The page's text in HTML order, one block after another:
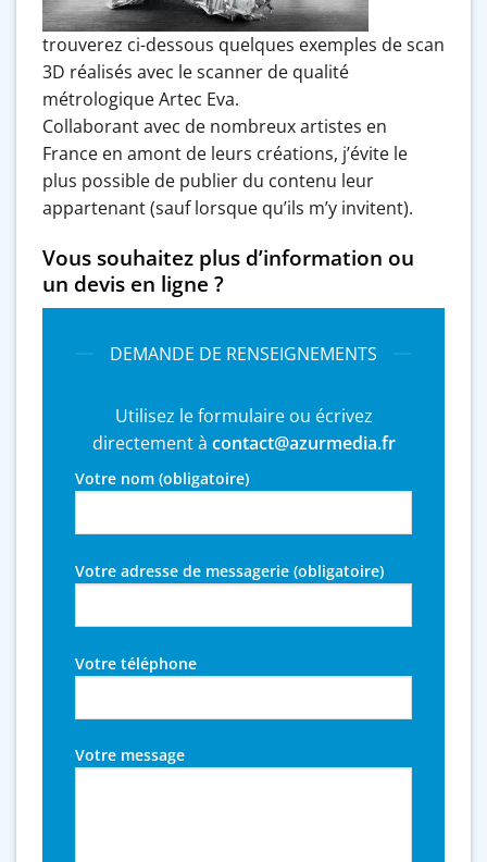
trouverez ci-dessous quelques exemples de scan
3D réalisés avec le scanner de qualité
métrologique Artec Eva.
Collaborant avec de nombreux artistes en
France en amont de leurs créations, j’évite le
plus possible de publier du contenu leur
appartenant (sauf lorsque qu’ils m’y invitent).
Vous souhaitez plus d’information ou
un devis en ligne ?
DEMANDE DE RENSEIGNEMENTS
Utilisez le formulaire ou écrivez
directement à contact@azurmedia.fr
Votre nom (obligatoire)
Votre adresse de messagerie (obligatoire)
Votre téléphone
Votre message